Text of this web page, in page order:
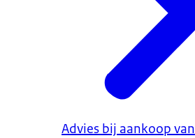
Advies bij aankoop van